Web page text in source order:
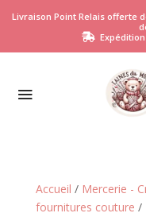
Livraison Point Relais offerte

Accueil / Mercerie -
fournitures couture /